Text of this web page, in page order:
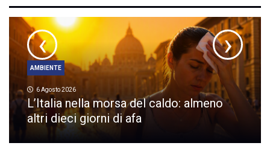
AMBIENTE
6 Agosto 2026
L’Italia nella morsa del caldo: almeno
altri dieci giorni di afa
‹ ›